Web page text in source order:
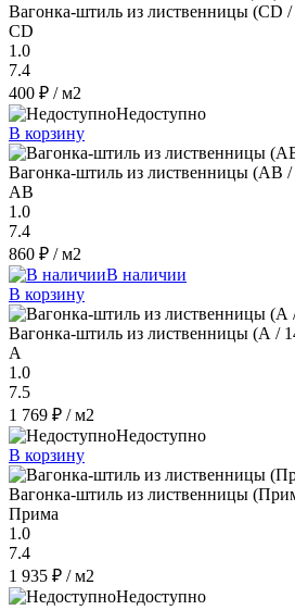
Вагонка-штиль из лиственницы (CD
CD
1.0
7.4
400 ₽ / м2
Недоступно
В корзину
Вагонка-штиль из лиственницы (AB /
AB
1.0
7.4
860 ₽ / м2
В наличии
В корзину
Вагонка-штиль из лиственницы (А /
A
1.0
7.5
1 769 ₽ / м2
Недоступно
В корзину
Вагонка-штиль из лиственницы
Прима
1.0
7.4
1 935 ₽ / м2
Недоступно